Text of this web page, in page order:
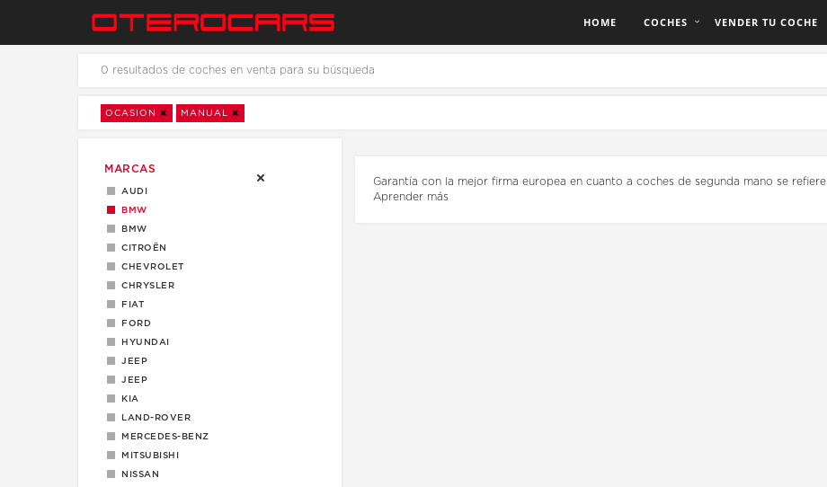
HOME COCHES VENDER TU COCHE
0 resultados de coches en venta para su búsqueda
OCASION MANUAL
MARCAS
AUDI
BMW
BMW
CITROËN
CHEVROLET
CHRYSLER
FIAT
FORD
HYUNDAI
JEEP
JEEP
KIA
LAND-ROVER
MERCEDES-BENZ
MITSUBISHI
NISSAN
Garantía con la mejor firma europea en cuanto a coches de segunda mano se refiere.
Aprender más